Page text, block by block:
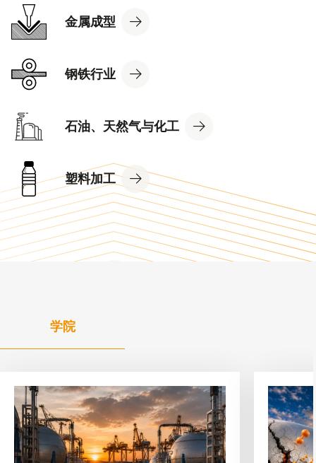
View
Industry
金属成型
View
Industry
钢铁行业
View
Industry
石油、天然气与化工
View
Industry
塑料加工
学院